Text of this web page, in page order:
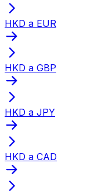
HKD a EUR
HKD a GBP
HKD a JPY
HKD a CAD